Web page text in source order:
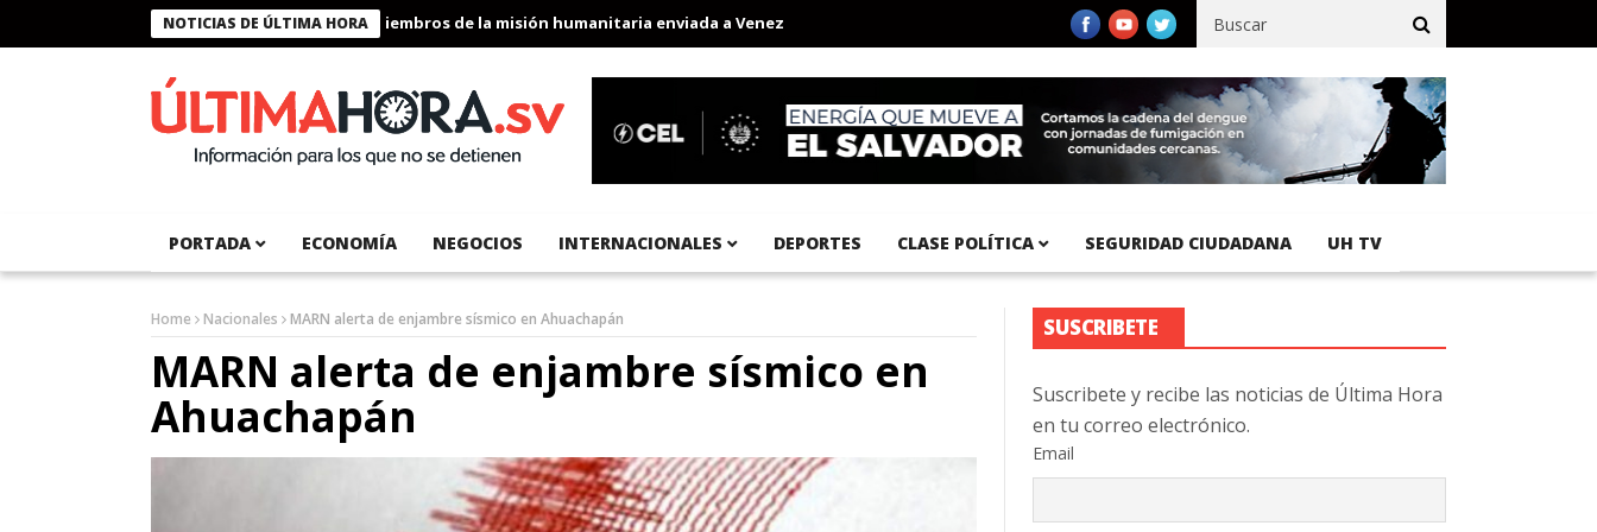
NOTICIAS DE ÚLTIMA HORA
Presidente Bukele condecora a miembros de la misión humanitaria enviada a Venezuela Aeropuerto Internacional del Pacífico registra 92 % de avance en obras de terracería
PORTADA ECONOMÍA NEGOCIOS INTERNACIONALES DEPORTES CLASE POLÍTICA SEGURIDAD CIUDADANA UH TV
Home Nacionales MARN alerta de enjambre sísmico en Ahuachapán
MARN alerta de enjambre sísmico en
Ahuachapán
SUSCRIBETE
Suscribete y recibe las noticias de Última Hora
en tu correo electrónico.
Email